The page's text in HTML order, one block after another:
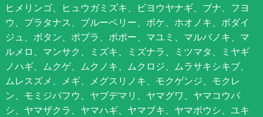
ヒメリンゴ、ヒュウガミズキ、ビヨウヤナギ、ブナ、フヨ
ウ、プラタナス、ブルーベリー、ボケ、ホオノキ、ボダイ
ジュ、ボタン、ポプラ、ポポー、マユミ、マルバノキ、マ
ルメロ、マンサク、ミズキ、ミズナラ、ミツマタ、ミヤギ
ノハギ、ムクゲ、ムクノキ、ムクロジ、ムラサキシキブ、
ムレスズメ、メギ、メグスリノキ、モクゲンジ、モクレ
ン、モミジバフウ、ヤブデマリ、ヤマグワ、ヤマコウバ
シ、ヤマザクラ、ヤマハギ、ヤマブキ、ヤマボウシ、ユキ